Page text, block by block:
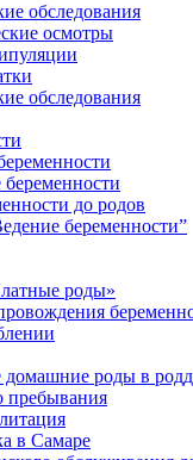
обследования
осмотры
обследования
до родов
беременности”
роды»
роды в
пребывания
в Самаре